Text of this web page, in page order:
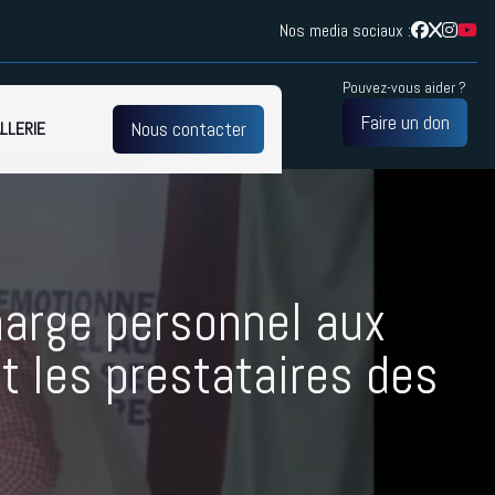
Nos media sociaux :
émotionnel
techniques
alliance de
Nous contacter
Pouvez-vous aider ?
Faire un don
personnel aux
les prestataires des